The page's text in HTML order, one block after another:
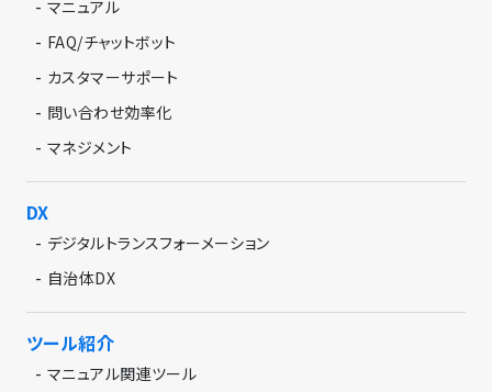
マニュアル
- FAQ/チャットボット
- カスタマーサポート
- 問い合わせ効率化
- マネジメント
DX
- デジタルトランスフォーメーション
- 自治体DX
ツール紹介
- マニュアル関連ツール